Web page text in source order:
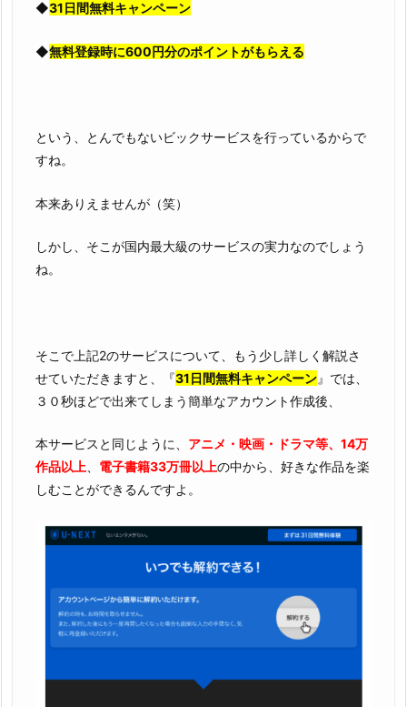
◆31日間無料キャンペーン
◆無料登録時に600円分のポイントがもらえる
という、とんでもないビックサービスを行っているからで
すね。
本来ありえませんが（笑）
しかし、そこが国内最大級のサービスの実力なのでしょう
ね。
そこで上記2のサービスについて、もう少し詳しく解説さ
せていただきますと、『31日間無料キャンペーン』では、
３０秒ほどで出来てしまう簡単なアカウント作成後、
本サービスと同じように、 アニメ・映画・ドラマ等、14万
作品以上
電子書籍33万冊以上の中から、好きな作品を楽
しむことができるんですよ。